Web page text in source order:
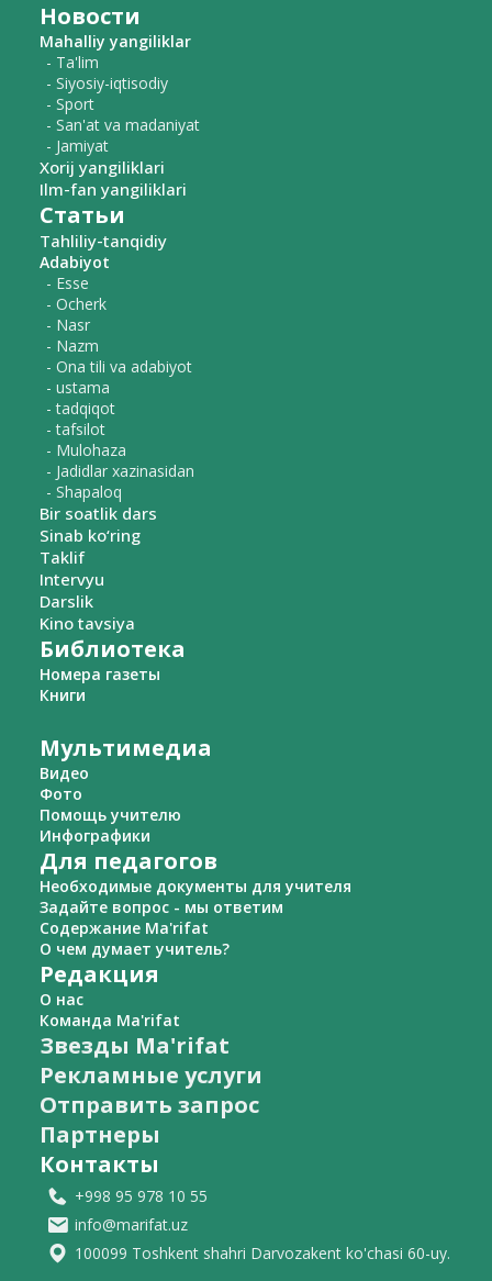
Новости
Mahalliy yangiliklar
- Ta'lim
- Siyosiy-iqtisodiy
- Sport
- San'at va madaniyat
- Jamiyat
Xorij yangiliklari
Ilm-fan yangiliklari
Статьи
Tahliliy-tanqidiy
Adabiyot
- Esse
- Ocherk
- Nasr
- Nazm
- Ona tili va adabiyot
- ustama
- tadqiqot
- tafsilot
- Mulohaza
- Jadidlar xazinasidan
- Shapaloq
Bir soatlik dars
Sinab ko‘ring
Taklif
Intervyu
Darslik
Kino tavsiya
Библиотека
Номера газеты
Книги
Мультимедиа
Видео
Фото
Помощь учителю
Инфографики
Для педагогов
Необходимые документы для учителя
Задайте вопрос - мы ответим
Содержание Ma'rifat
О чем думает учитель?
Редакция
О нас
Команда Ma'rifat
Звезды Ma'rifat
Рекламные услуги
Отправить запрос
Партнеры
Контакты
+998 95 978 10 55
info@marifat.uz
100099 Toshkent shahri Darvozakent ko'chasi 60-uy.